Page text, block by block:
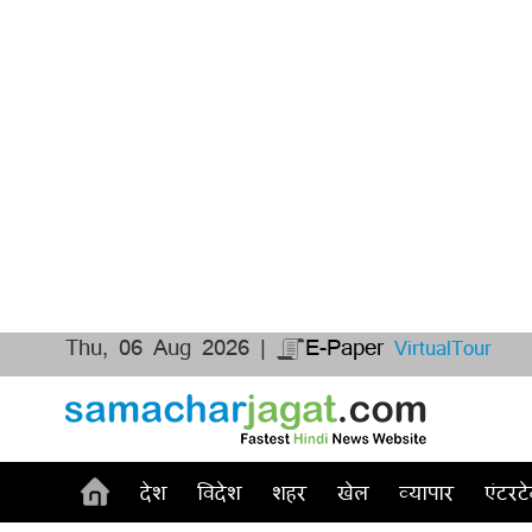
Thu, 06 Aug 2026 | E-Paper VirtualTour
देश विदेश शहर खेल व्यापार